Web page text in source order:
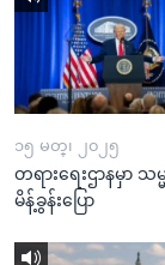
၁၅ မတ္၊ ၂၀၂၅
တရားရေးဌာနမှာ သ
မိန့်ခွန်းပြော